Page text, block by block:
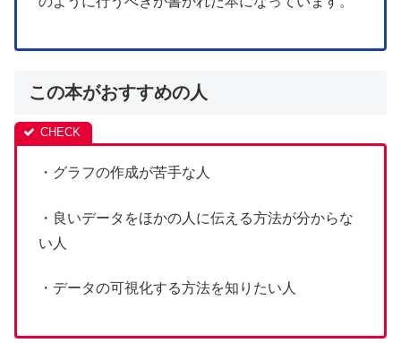
この本がおすすめの人
・グラフの作成が苦手な人
・良いデータをほかの人に伝える方法が分からな
い人
・データの可視化する方法を知りたい人